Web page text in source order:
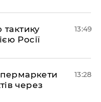
тактику
Росії
13:49
через
13:28